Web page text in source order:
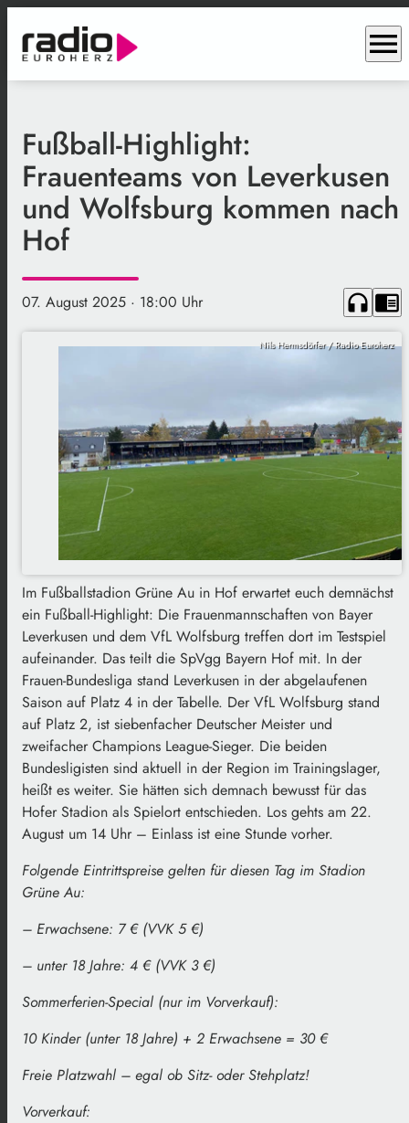
menu
Fußball-Highlight:
Frauenteams von Leverkusen
und Wolfsburg kommen nach
Hof
07. August 2025 · 18:00 Uhr headphones chrome_reader_mode
Nils Hermsdörfer / Radio Euroherz
Im Fußballstadion Grüne Au in Hof erwartet euch demnächst
ein Fußball-Highlight: Die Frauenmannschaften von Bayer
Leverkusen und dem VfL Wolfsburg treffen dort im Testspiel
aufeinander. Das teilt die SpVgg Bayern Hof mit. In der
Frauen-Bundesliga stand Leverkusen in der abgelaufenen
Saison auf Platz 4 in der Tabelle. Der VfL Wolfsburg stand
auf Platz 2, ist siebenfacher Deutscher Meister und
zweifacher Champions League-Sieger. Die beiden
Bundesligisten sind aktuell in der Region im Trainingslager,
heißt es weiter. Sie hätten sich demnach bewusst für das
Hofer Stadion als Spielort entschieden. Los gehts am 22.
August um 14 Uhr – Einlass ist eine Stunde vorher.
Folgende Eintrittspreise gelten für diesen Tag im Stadion
Grüne Au:
– Erwachsene: 7 € (VVK 5 €)
– unter 18 Jahre: 4 € (VVK 3 €)
Sommerferien-Special (nur im Vorverkauf):
10 Kinder (unter 18 Jahre) + 2 Erwachsene = 30 €
Freie Platzwahl – egal ob Sitz- oder Stehplatz!
Vorverkauf: